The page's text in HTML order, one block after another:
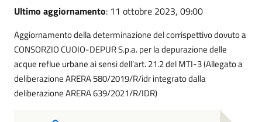
Ultimo aggiornamento: 11 ottobre 2023, 09:00
Aggiornamento della determinazione del corrispettivo dovuto a
CONSORZIO CUOIO-DEPUR S.p.a. per la depurazione delle
acque reflue urbane ai sensi dell’art. 21.2 del MTI-3 (Allegato a
deliberazione ARERA 580/2019/R/idr integrato dalla
deliberazione ARERA 639/2021/R/IDR)